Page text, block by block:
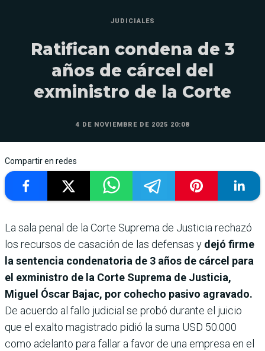
JUDICIALES
Ratifican condena de 3
años de cárcel del
exministro de la Corte
4 DE NOVIEMBRE DE 2025 20:08
Compartir en redes
La sala penal de la Corte Suprema de Justicia rechazó
los recursos de casación de las defensas y dejó firme
la sentencia condenatoria de 3 años de cárcel para
el exministro de la Corte Suprema de Justicia,
Miguel Óscar Bajac, por cohecho pasivo agravado.
De acuerdo al fallo judicial se probó durante el juicio
que el exalto magistrado pidió la suma USD 50.000
como adelanto para fallar a favor de una empresa en el